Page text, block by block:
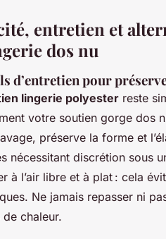
entretien et
dos nu
d’entretien pour
lingerie polyester reste
votre soutien gorge dos
préserve la forme et
nécessitant discrétion sous
à l’air libre et à plat : cela
Ne jamais repasser ni
de chaleur.